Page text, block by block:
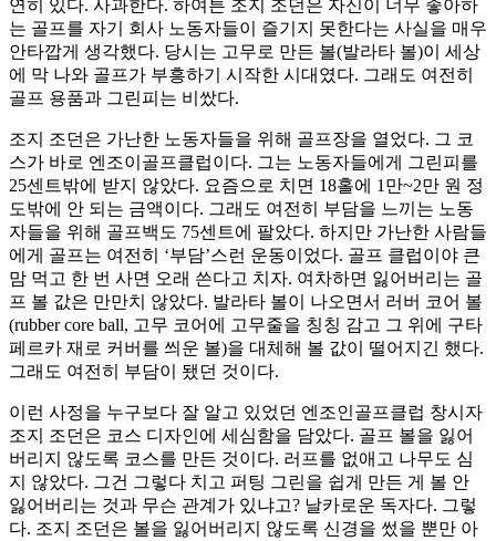
연히 있다. 사과한다. 하여튼 조지 조던은 자신이 너무 좋아하
는 골프를 자기 회사 노동자들이 즐기지 못한다는 사실을 매우
안타깝게 생각했다. 당시는 고무로 만든 볼(발라타 볼)이 세상
에 막 나와 골프가 부흥하기 시작한 시대였다. 그래도 여전히
골프 용품과 그린피는 비쌌다.
조지 조던은 가난한 노동자들을 위해 골프장을 열었다. 그 코
스가 바로 엔조이골프클럽이다. 그는 노동자들에게 그린피를
25센트밖에 받지 않았다. 요즘으로 치면 18홀에 1만~2만 원 정
도밖에 안 되는 금액이다. 그래도 여전히 부담을 느끼는 노동
자들을 위해 골프백도 75센트에 팔았다. 하지만 가난한 사람들
에게 골프는 여전히 ‘부담’스런 운동이었다. 골프 클럽이야 큰
맘 먹고 한 번 사면 오래 쓴다고 치자. 여차하면 잃어버리는 골
프 볼 값은 만만치 않았다. 발라타 볼이 나오면서 러버 코어 볼
(rubber core ball, 고무 코어에 고무줄을 칭칭 감고 그 위에 구타
페르카 재로 커버를 씌운 볼)을 대체해 볼 값이 떨어지긴 했다.
그래도 여전히 부담이 됐던 것이다.
이런 사정을 누구보다 잘 알고 있었던 엔조인골프클럽 창시자
조지 조던은 코스 디자인에 세심함을 담았다. 골프 볼을 잃어
버리지 않도록 코스를 만든 것이다. 러프를 없애고 나무도 심
지 않았다. 그건 그렇다 치고 퍼팅 그린을 쉽게 만든 게 볼 안
잃어버리는 것과 무슨 관계가 있냐고? 날카로운 독자다. 그렇
다. 조지 조던은 볼을 잃어버리지 않도록 신경을 썼을 뿐만 아